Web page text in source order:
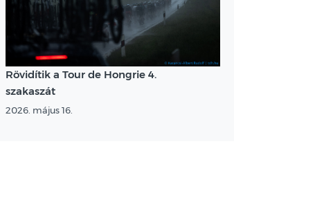
Rövidítik a Tour de Hongrie 4.
szakaszát
2026. május 16.